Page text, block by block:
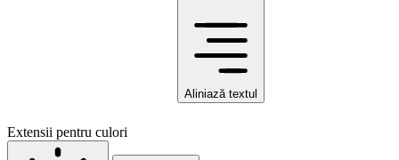
Aliniază textul
Extensii pentru culori